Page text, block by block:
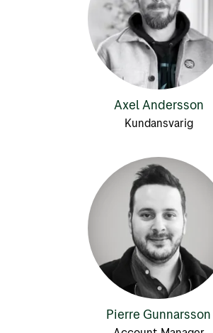
Axel Andersson
Kundansvarig
Pierre Gunnarsson